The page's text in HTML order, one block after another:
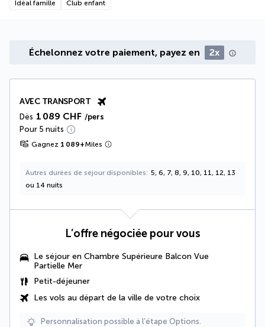
Idéal famille Club enfant
Échelonnez votre paiement, payez en 2x
AVEC TRANSPORT
Dès 1 089 CHF /pers
Pour 5 nuits
Gagnez 1 089+Miles
Autres durées de séjour disponibles
5, 6, 7, 8, 9, 10, 11, 12, 13
ou 14 nuits
L’offre négociée pour vous
Le séjour en Chambre Supérieure Balcon Vue
Partielle Mer
Petit-déjeuner
Les vols au départ de la ville de votre choix
Personnalisation possible à l’étape Options.